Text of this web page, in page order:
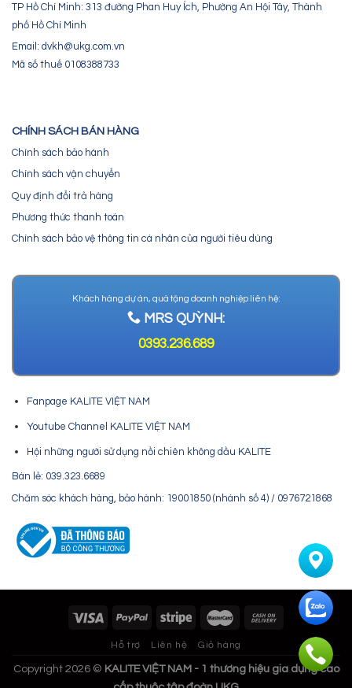
TP Hồ Chí Minh: 313 đường Phan Huy Ích, Phường An Hội Tây, Thành
phố Hồ Chí Minh
Email: dvkh@ukg.com.vn
Mã số thuế 0108388733
CHÍNH SÁCH BÁN HÀNG
Chính sách bảo hành
Chính sách vận chuyển
Quy định đổi trả hàng
Phương thức thanh toán
Chính sách bảo vệ thông tin cá nhân của người tiêu dùng
Khách hàng dự án, quà tặng doanh nghiệp liên hệ:
MRS QUỲNH:
0393.236.689
Fanpage KALITE VIỆT NAM
Youtube Channel KALITE VIỆT NAM
Hội những người sử dụng nồi chiên không dầu KALITE
Bán lẻ: 039.323.6689
Chăm sóc khách hàng, bảo hành: 19001850 (nhánh số 4) / 0976721868
Hỗ trợ Liên hệ Giỏ hàng
Copyright 2026 © KALITE VIỆT NAM - 1 thương hiệu gia dụng cao